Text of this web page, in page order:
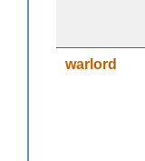
warlord